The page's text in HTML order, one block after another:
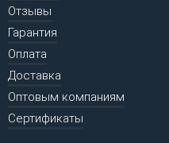
Отзывы
Гарантия
Оплата
Доставка
Оптовым компаниям
Сертификаты